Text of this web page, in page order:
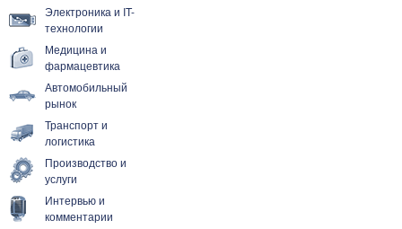
Электроника и IT-
технологии
Медицина и
фармацевтика
Автомобильный
рынок
Транспорт и
логистика
Производство и
услуги
Интервью и
комментарии